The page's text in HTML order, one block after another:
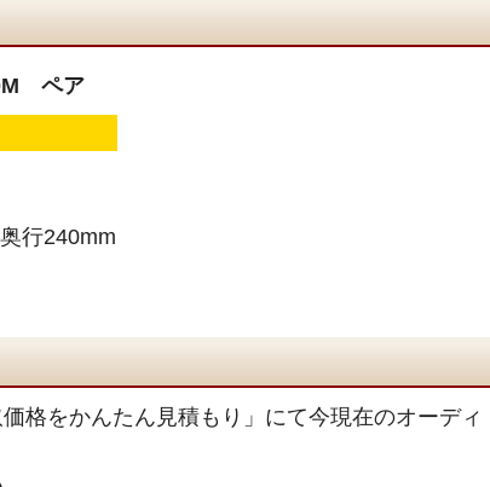
ペア
行240mm
格をかんたん見積もり」にて今現在のオーディ